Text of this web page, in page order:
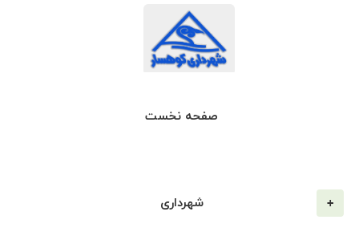
صفحه نخست
شهرداری